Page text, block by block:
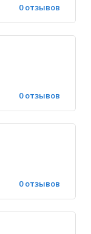
0 отзывов
0 отзывов
0 отзывов